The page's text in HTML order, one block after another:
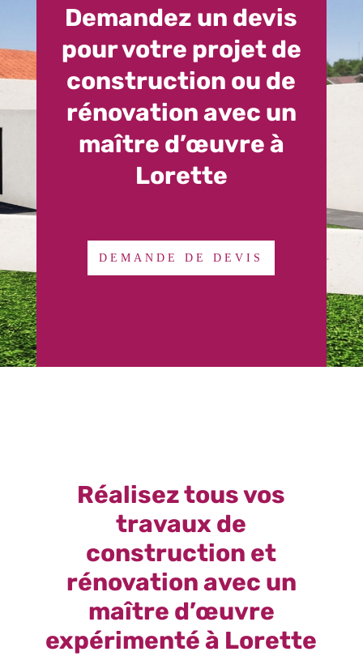
Demandez un devis
pour votre projet de
construction ou de
rénovation avec un
maître d’œuvre à
Lorette
DEMANDE DE DEVIS
Réalisez tous vos
travaux de
construction et
rénovation avec un
maître d’œuvre
expérimenté à Lorette